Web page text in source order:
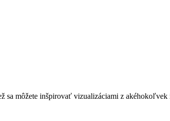
môžete inšpirovať vizualizáciami z akéhokoľvek